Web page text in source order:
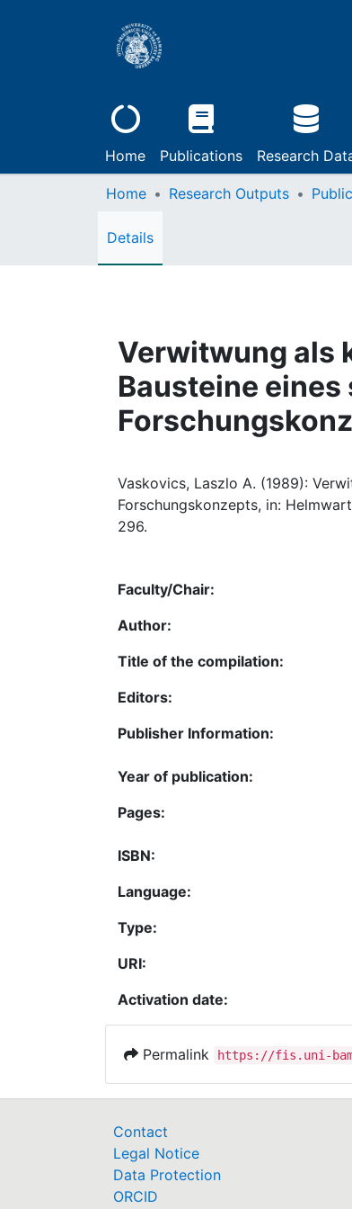
Home Publications Research
Home Research Outputs
Details
Verwitwung als
Bausteine
Vaskovics, Laszlo A. (1989):
Forschungskonzepts, in:
296.
Faculty/Chair:
Author:
Title of the compilation:
Editors:
Publisher Information:
Year of publication:
Pages:
ISBN:
Language:
Type:
URI:
Activation date:
Permalink https://fis.uni-
Contact
Legal Notice
Data Protection
ORCID